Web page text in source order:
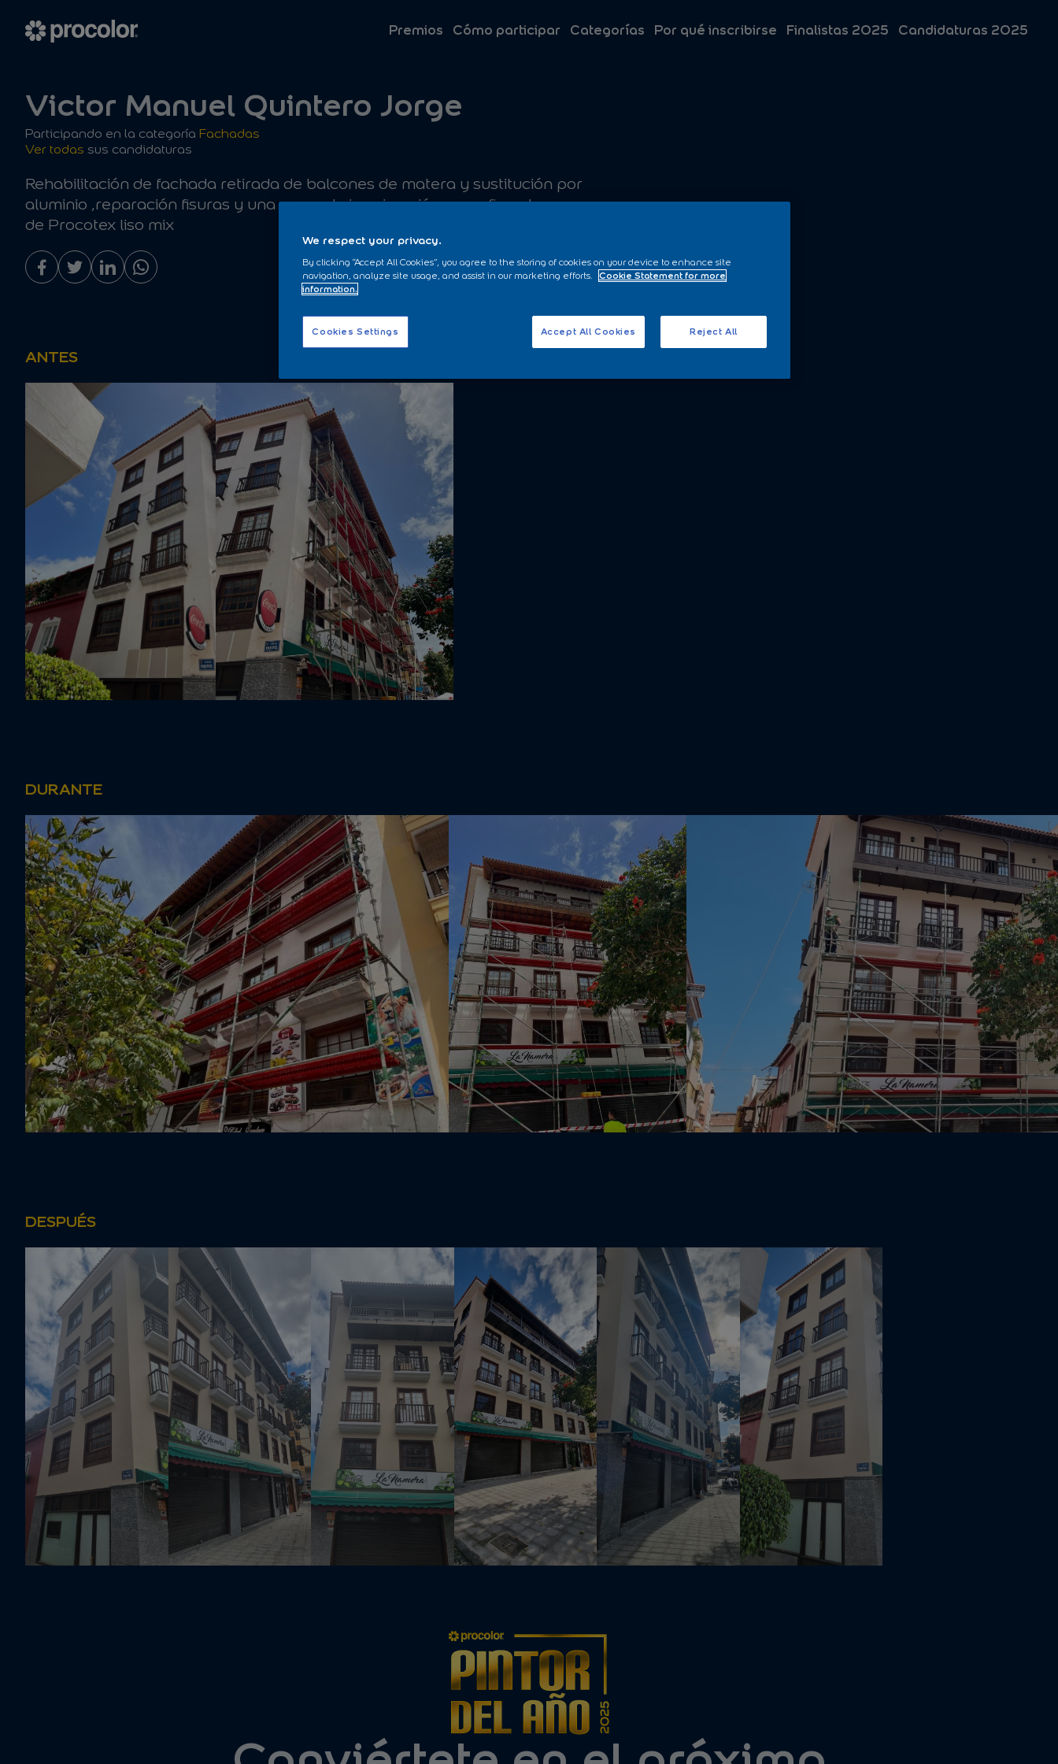
Premios Cómo participar Categorías Por qué inscribirse Finalistas 2025 Candidaturas 2025
Victor Manuel Quintero Jorge
Participando en la categoría Fachadas
Ver todas sus candidaturas
Rehabilitación de fachada retirada de balcones de matera y sustitución por
aluminio ,reparación fisuras y una mano de imprimación procofix y dos manos
de Procotex liso mix
ANTES
DURANTE
DESPUÉS
We respect your privacy.
By clicking “Accept All Cookies”, you agree to the storing of cookies on your device to enhance site
navigation, analyze site usage, and assist in our marketing efforts.
Cookie Statement for more
information.
Cookies Settings Reject All
Accept All Cookies